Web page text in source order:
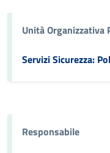
Unità Organizzativa
Servizi Sicurezza:
Responsabile